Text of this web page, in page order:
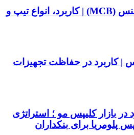
کلید مینیاتوری زیمنس (MCB) | کاربرد، انواع تیپ و
| کاربرد در حفاظت تجهیزات
بازار کلیپس مو ؛ استراتژی
پلومریا برای بنکداران